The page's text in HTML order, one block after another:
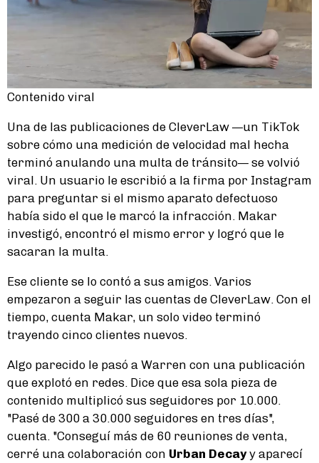
Contenido viral
Una de las publicaciones de CleverLaw —un TikTok
sobre cómo una medición de velocidad mal hecha
terminó anulando una multa de tránsito— se volvió
viral. Un usuario le escribió a la firma por Instagram
para preguntar si el mismo aparato defectuoso
había sido el que le marcó la infracción. Makar
investigó, encontró el mismo error y logró que le
sacaran la multa.
Ese cliente se lo contó a sus amigos. Varios
empezaron a seguir las cuentas de CleverLaw. Con el
tiempo, cuenta Makar, un solo video terminó
trayendo cinco clientes nuevos.
Algo parecido le pasó a Warren con una publicación
que explotó en redes. Dice que esa sola pieza de
contenido multiplicó sus seguidores por 10.000.
"Pasé de 300 a 30.000 seguidores en tres días",
cuenta. "Conseguí más de 60 reuniones de venta,
cerré una colaboración con Urban Decayy aparecí